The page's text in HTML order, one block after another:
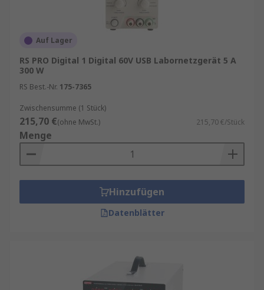
Lieferoptionen finden Sie auf der jeweiligen
Produktseite.
Häufig gestellte Fragen
Wofür werden Labornetzgeräte verwendet?
Labornetzgeräte stellen eine geregelte
Gleichspannung für Entwicklungs-, Prüf- und
Testanwendungen bereit.
Worauf sollte man bei Labornetzteilen
Ausgangsspannung, Stromstärke,
Regelgenauigkeit, Schutzfunktionen und die
Anzahl der benötigten Ausgänge.
Auf Lager
RS PRO Digital 1 Digital 60V USB Labornetzgerät 5 A
300 W
RS Best.-Nr. 175-7365
Zwischensumme (1 Stück)
215,70 €(ohne MwSt.) 215,70 €/Stück
Menge
Hinzufügen
Datenblätter